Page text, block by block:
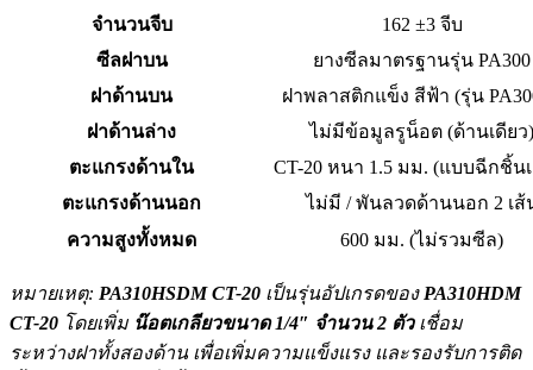
จำนวนจีบ
162 ±3 จีบ
ซีลฝาบน
ยางซีลมาตรฐานรุ่น PA300
ฝาด้านบน
ฝาพลาสติกแข็ง สีฟ้า (รุ่น
ฝาด้านล่าง
ไม่มีข้อมูลรูน็อต (ด้านเดียว)
ตะแกรงด้านใน
CT-20 หนา 1.5 มม. (แบบฉีกชิ้น
ตะแกรงด้านนอก
ไม่มี / พันลวดด้านนอก 2 เส้
ความสูงทั้งหมด
600 มม. (ไม่รวมซีล)
หมายเหตุ: PA310HSDM CT-20 เป็นรุ่นอัปเกรดของ PA310HDM
CT-20 โดยเพิ่ม น๊อตเกลียวขนาด 1/4″ จำนวน 2 ตัวเชื่อม
ระหว่างฝาทั้งสองด้าน เพื่อเพิ่มความแข็งแรง และรองรับการติด